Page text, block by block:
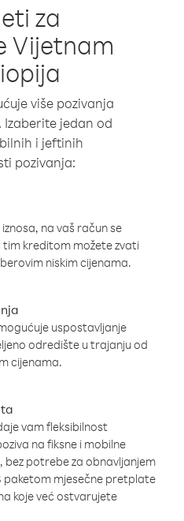
za
Vijetnam
više pozivanja
Izaberite jedan od
i jeftinih
pozivanja:
na vaš račun se
kreditom možete zvati
niskim cijenama.
uspostavljanje
odredište u trajanju od
cijenama.
vam fleksibilnost
na fiksne i mobilne
bez potrebe za obnavljanjem
paketom mjesečne pretplate
koje već ostvarujete